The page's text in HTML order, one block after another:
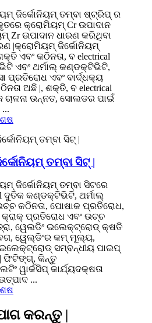
ଜିର୍କୋନିୟମ୍ ତମ୍ବା ଷ୍ଟ୍ରିପ୍ ର
କ୍ରୋମିୟମ୍ Cr ଉପାଦାନ
Zr ଉପାଦାନ ଧାରଣ କରିଥିବା
|କ୍ରୋମିୟମ୍ ଜିର୍କୋନିୟମ୍
ଏବଂ କଠିନତା, ବ electrical
ଏବଂ ଥର୍ମାଲ୍ କଣ୍ଡକ୍ଟିଭିଟି,
ପ୍ରତିରୋଧ ଏବଂ ବାର୍ଦ୍ଧକ୍ୟ
ଅଛି |, ଶକ୍ତି, ବ electrical
ଚାଳନା ଉନ୍ନତ, ସୋଲଡର ପାଇଁ
ତମ୍ବା ସିଟ୍ |
ଜିର୍କୋନିୟମ୍ ତମ୍ବା ସିଟରେ
ଦୁତିକ କଣ୍ଡକ୍ଟିଭିଟି, ଥର୍ମାଲ୍
କଠିନତା, ପୋଷାକ ପ୍ରତିରୋଧ,
ପ୍ରତିରୋଧ ଏବଂ ଉଚ୍ଚ
ୱେଲଡିଂ ଇଲେକ୍ଟ୍ରୋଡ୍ କ୍ଷତି
ୱେଲ୍ଡିଂର କମ୍ ମୂଲ୍ୟ,
ସମ୍ବନ୍ଧୀୟ ପାଇପ୍
ଫିଟିଙ୍ଗ୍, କିନ୍ତୁ
ୱାର୍କସିପ୍ କାର୍ଯ୍ୟଦକ୍ଷତା
...
କରନ୍ତୁ |